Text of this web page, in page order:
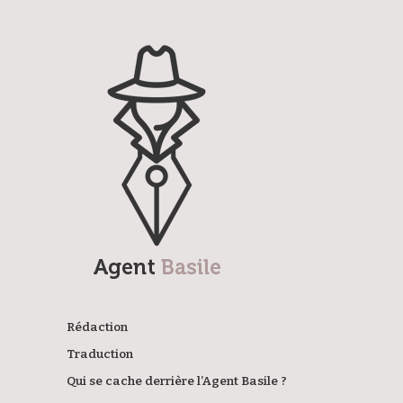
Agent Basile
Rédaction
Traduction
Qui se cache derrière l’Agent Basile ?